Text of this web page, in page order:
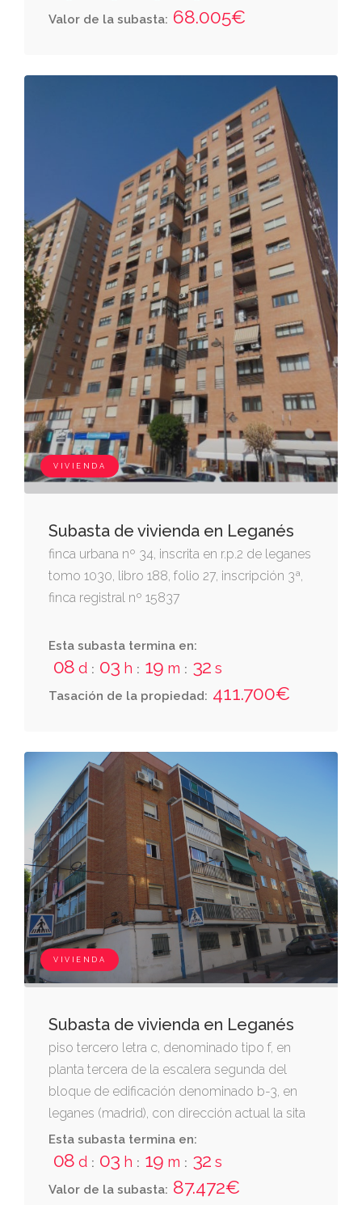
por donde tiene su acceso. tiene una
superficie construida de noventa y ocho
(98,50m2) y una superficie útil de setenta
metros y noventa y ocho decímetros
cuadrados (70,98m2) linda: entrando, al
fondo, con la fachada sureste del edificio; a la
derecha, con la fachada suroeste del edificio;
a la izquierda, con la vivienda identificada con
la letra a, según contrato, in situ letra b, de la
misma planta y portal con el hueco del
ascensor; por su frente, por donde tiene su
acceso, con la vivienda identificada con la
letra c, según contrato, in situ letra d, de la
misma planta y portal, descansillo y hueco
del ascensor. consta de cocina, salón, tres
dormitorios y dos cuartos de baño. cuota.- le
corresponde una cuota de participación en la
propiedad horizontal de 2,02%.
Valor de la subasta: 68.005€
VIVIENDA
Subasta de vivienda en Leganés
finca urbana nº 34, inscrita en r.p.2 de leganes
tomo 1030, libro 188, folio 27, inscripción 3ª,
finca registral nº 15837
Esta subasta termina en:
08 d : 03 h : 19 m : 31 s
Tasación de la propiedad: 411.700€
VIVIENDA
Subasta de vivienda en Leganés
piso tercero letra c, denominado tipo f, en
planta tercera de la escalera segunda del
bloque de edificación denominado b-3, en
leganes (madrid), con dirección actual la sita
en c/ río segura nº 8, 3º c, 28913, leganés,
madrid.
Esta subasta termina en:
08 d : 03 h : 19 m : 31 s
Valor de la subasta: 87.472€